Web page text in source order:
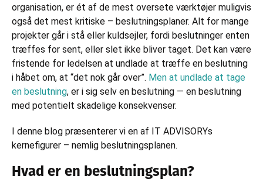
organisation, er ét af de mest oversete værktøjer muligvis
også det mest kritiske – beslutningsplaner. Alt for mange
projekter går i stå eller kuldsejler, fordi beslutninger enten
træffes for sent, eller slet ikke bliver taget. Det kan være
fristende for ledelsen at undlade at træffe en beslutning
i håbet om, at “det nok går over”. Men at undlade at tage
en beslutning, er i sig selv en beslutning — en beslutning
med potentielt skadelige konsekvenser.
I denne blog præsenterer vi en af IT ADVISORYs
kernefigurer – nemlig beslutningsplanen.
Hvad er en beslutningsplan?